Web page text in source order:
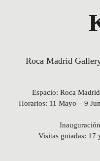
Roca Madrid
Espacio: Roca
Horarios: 11 Mayo – 9
Visitas guiadas: 17